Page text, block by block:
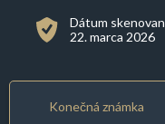
Dátum
22. marca 2026
Konečná známka